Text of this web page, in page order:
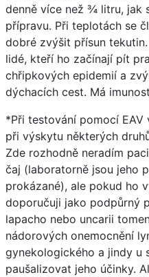
denně více než ¾ litru, jak
přípravu. Při teplotách se
dobré zvýšit přísun
lidé, kteří ho začínají pít
chřipkových epidemií a
dýchacích cest. Má
*Při testování pomocí
při výskytu některých
Zde rozhodně neradím
čaj (laboratorně jsou jeho
prokázané), ale pokud ho
doporučuji jako podpůrný
lapacho nebo uncarii
nádorových onemocnění
gynekologického a jindy u
paušalizovat jeho účinky.